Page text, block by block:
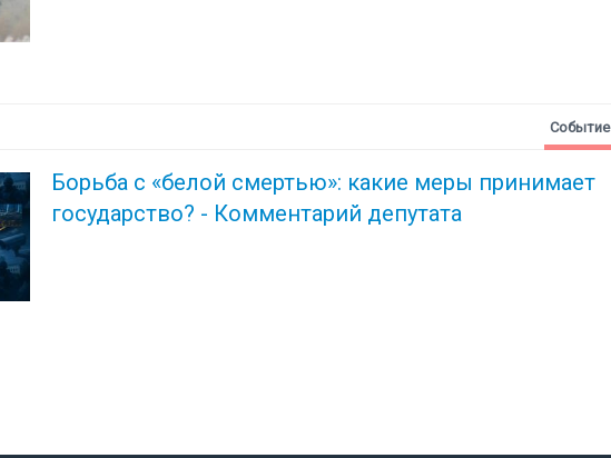
Борьба с «белой смертью»: какие меры принимает
государство? - Комментарий депутата
Событие